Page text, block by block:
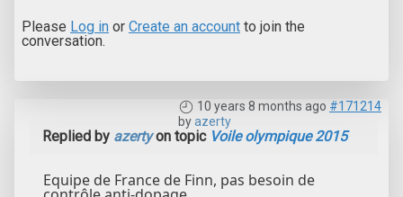
Please Log in or Create an account to join the
conversation.
10 years 8 months ago #171214
byazerty
Replied by azertyon topic Voile olympique 2015
Equipe de France de Finn, pas besoin de